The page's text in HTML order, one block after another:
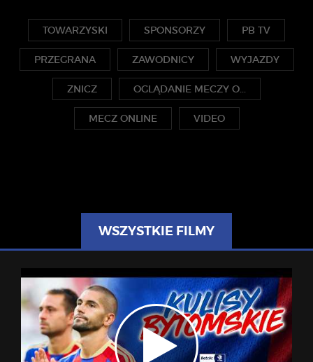
TOWARZYSKI SPONSORZY PB TV
PRZEGRANA ZAWODNICY WYJAZDY
ZNICZ OGLĄDANIE MECZY O...
MECZ ONLINE VIDEO
WSZYSTKIE FILMY